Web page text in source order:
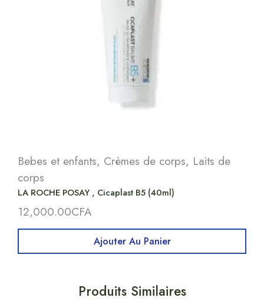
Bebes et enfants, Crèmes de corps, Laits de
corps
LA ROCHE POSAY , Cicaplast B5 (40ml)
12,000.00CFA
Ajouter Au Panier
Produits Similaires